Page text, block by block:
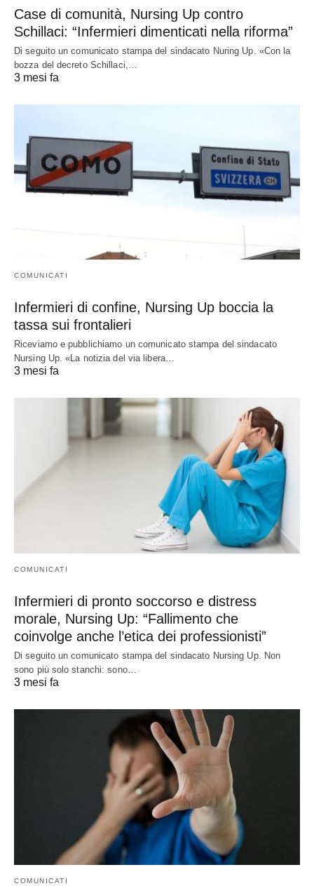
Case di comunità, Nursing Up contro
Schillaci: “Infermieri dimenticati nella riforma”
Di seguito un comunicato stampa del sindacato Nuring Up. «Con la
bozza del decreto Schillaci,…
3 mesi fa
COMUNICATI
Infermieri di confine, Nursing Up boccia la
tassa sui frontalieri
Riceviamo e pubblichiamo un comunicato stampa del sindacato
Nursing Up. «La notizia del via libera…
3 mesi fa
COMUNICATI
Infermieri di pronto soccorso e distress
morale, Nursing Up: “Fallimento che
coinvolge anche l’etica dei professionisti”
Di seguito un comunicato stampa del sindacato Nursing Up. Non
sono più solo stanchi: sono…
3 mesi fa
COMUNICATI